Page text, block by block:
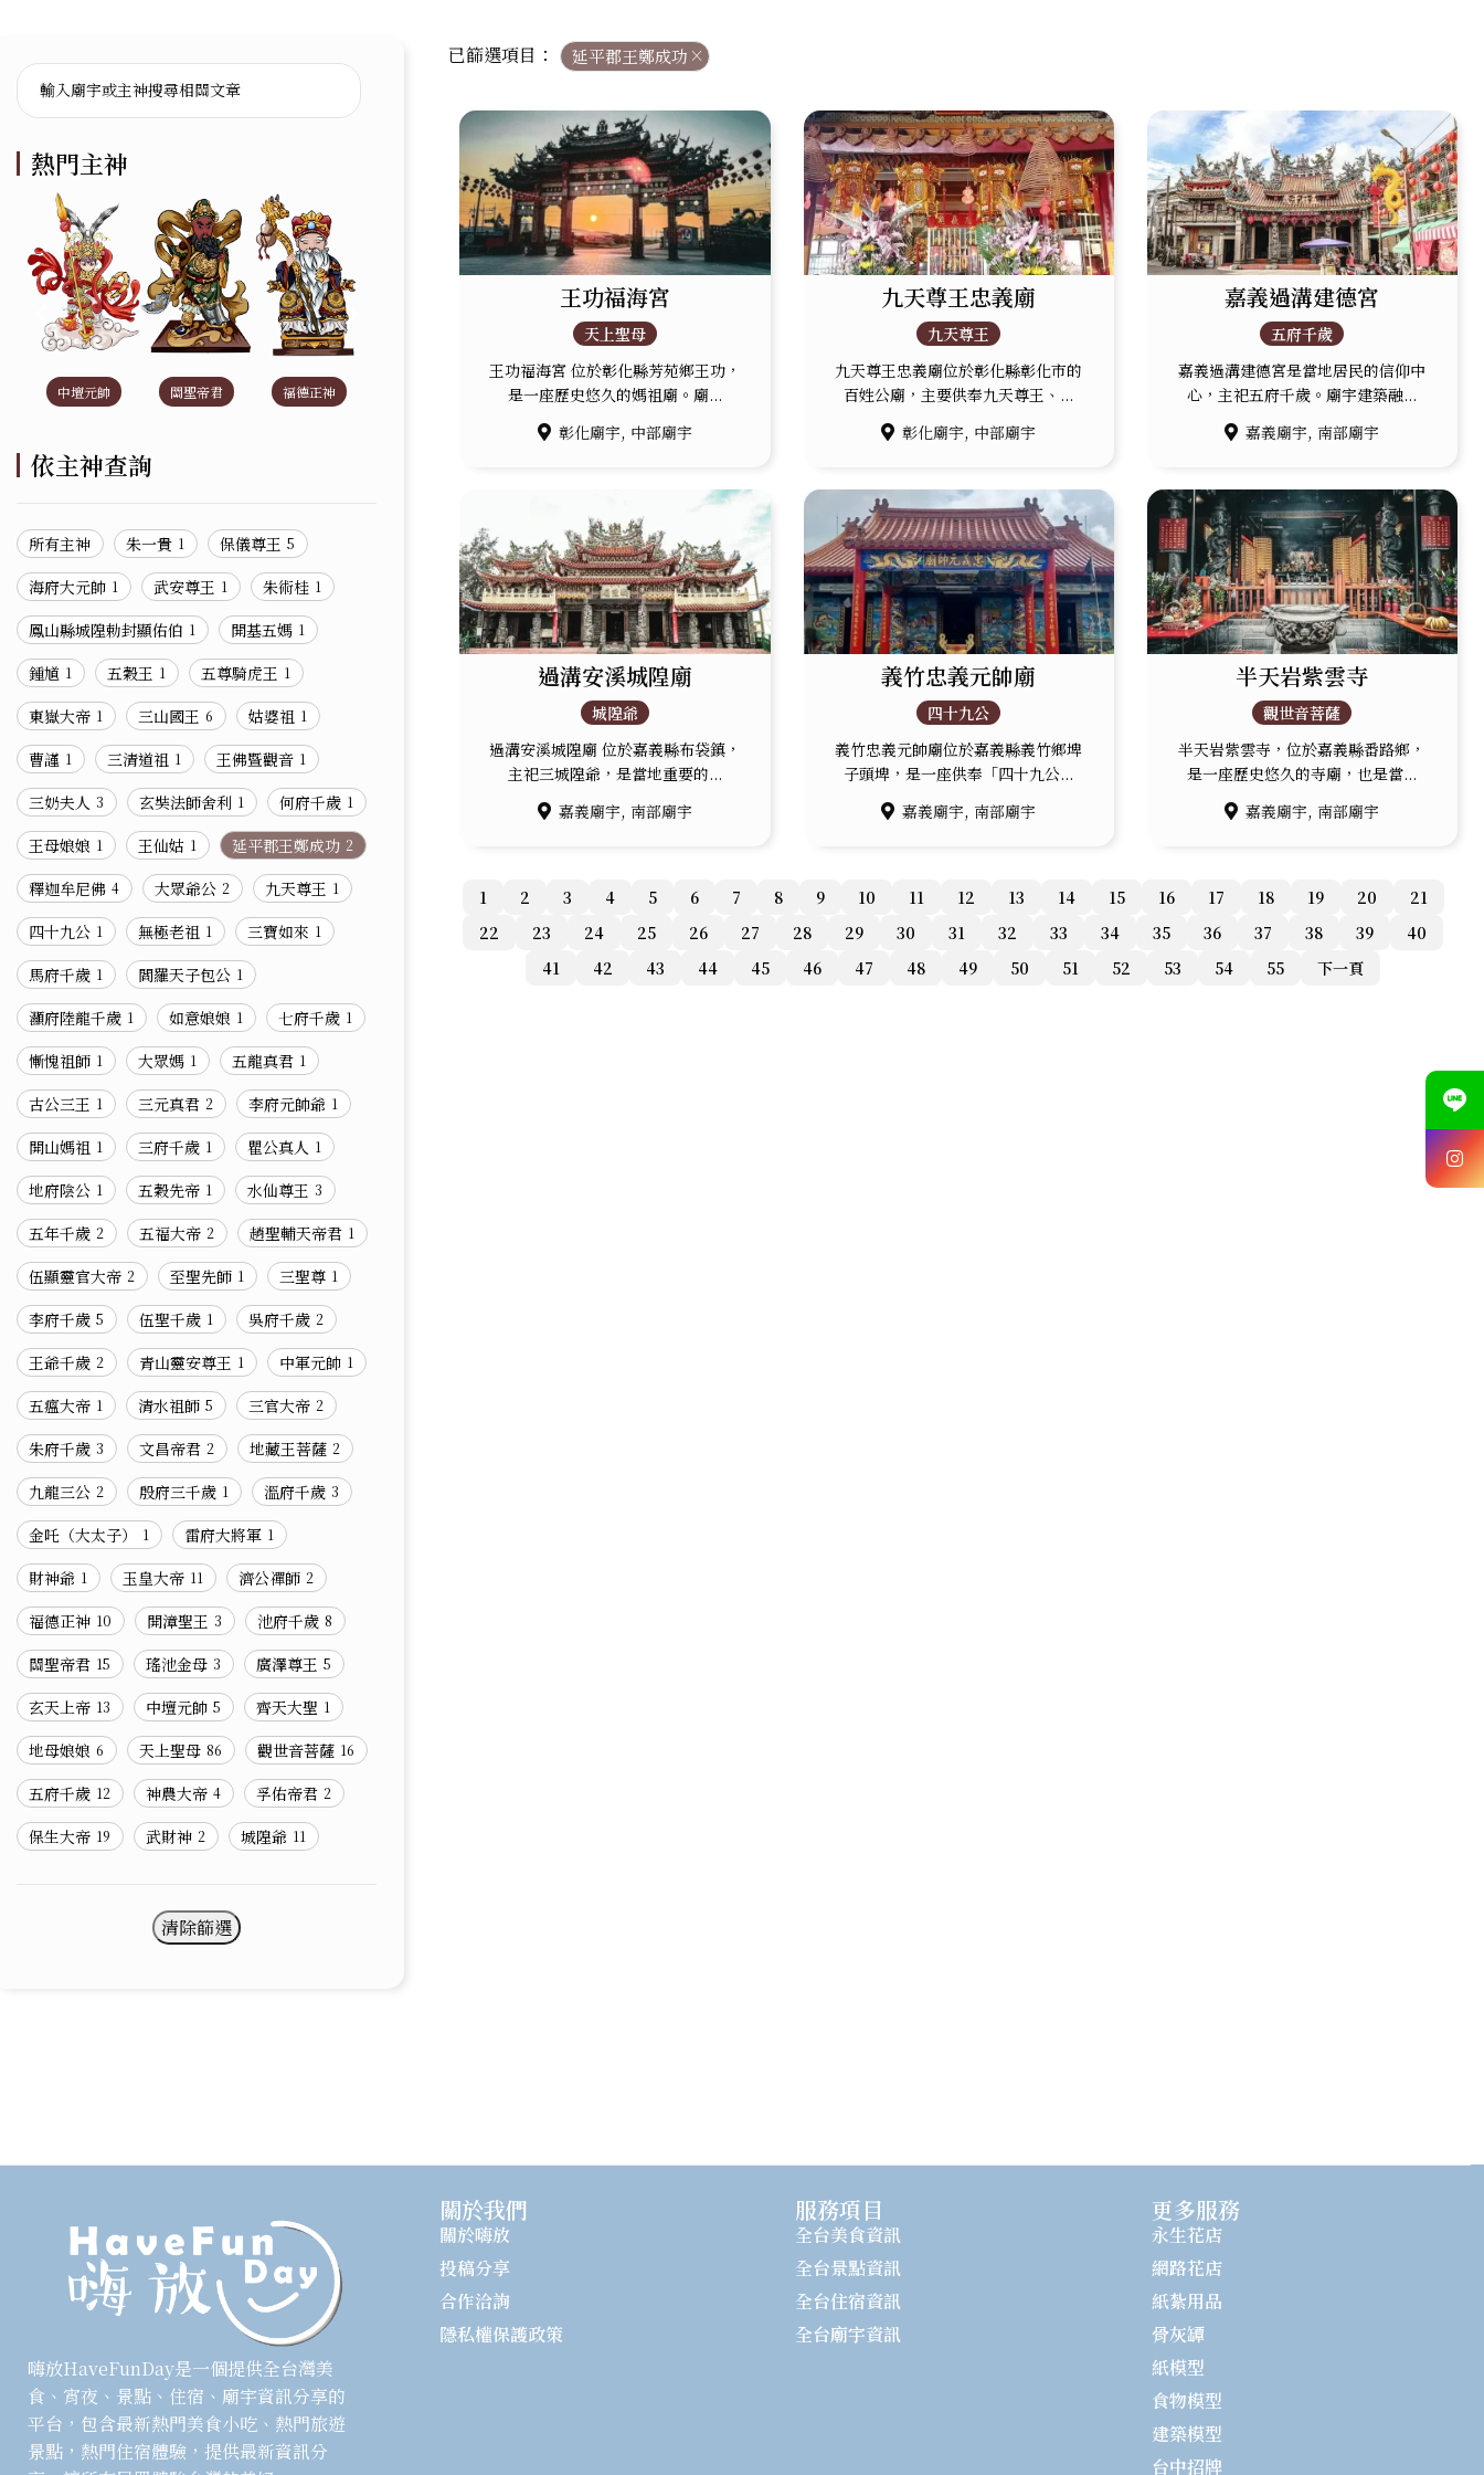
熱門主神
中壇元帥 關聖帝君 福德正神 玄天上帝 天上聖母 關聖帝君
依主神查詢
所有主神 朱一貴 1 保儀尊王 5
海府大元帥 1 武安尊王 1 朱術桂 1
鳳山縣城隍勅封顯佑伯 1 開基五媽 1
鍾馗 1 五穀王 1 五尊騎虎王 1
東嶽大帝 1 三山國王 6 姑婆祖 1
曹謹 1 三清道祖 1 王佛暨觀音 1
三奶夫人 3 玄奘法師舍利 1 何府千歲 1
王母娘娘 1 王仙姑 1 延平郡王鄭成功 2
釋迦牟尼佛 4 大眾爺公 2 九天尊王 1
四十九公 1 無極老祖 1 三寶如來 1
馬府千歲 1 閻羅天子包公 1
灦府陸龍千歲 1 如意娘娘 1 七府千歲 1
慚愧祖師 1 大眾媽 1 五龍真君 1
古公三王 1 三元真君 2 李府元帥爺 1
開山媽祖 1 三府千歲 1 瞿公真人 1
地府陰公 1 五穀先帝 1 水仙尊王 3
五年千歲 2 五福大帝 2 趙聖輔天帝君 1
伍顯靈官大帝 2 至聖先師 1 三聖尊 1
李府千歲 5 伍聖千歲 1 吳府千歲 2
王爺千歲 2 青山靈安尊王 1 中軍元帥 1
五瘟大帝 1 清水祖師 5 三官大帝 2
朱府千歲 3 文昌帝君 2 地藏王菩薩 2
九龍三公 2 殷府三千歲 1 溫府千歲 3
金吒（大太子） 1 雷府大將軍 1
財神爺 1 玉皇大帝 11 濟公禪師 2
福德正神 10 開漳聖王 3 池府千歲 8
關聖帝君 15 瑤池金母 3 廣澤尊王 5
玄天上帝 13 中壇元帥 5 齊天大聖 1
地母娘娘 6 天上聖母 86 觀世音菩薩 16
五府千歲 12 神農大帝 4 孚佑帝君 2
保生大帝 19 武財神 2 城隍爺 11
清除篩選
已篩選項目： 延平郡王鄭成功 ×
王功福海宮
天上聖母
王功福海宮 位於彰化縣芳苑鄉王功，
是一座歷史悠久的媽祖廟。廟...
彰化廟宇, 中部廟宇
九天尊王忠義廟
九天尊王
九天尊王忠義廟位於彰化縣彰化市的
百姓公廟，主要供奉九天尊王、...
彰化廟宇, 中部廟宇
嘉義過溝建德宮
五府千歲
嘉義過溝建德宮是當地居民的信仰中
心，主祀五府千歲。廟宇建築融...
嘉義廟宇, 南部廟宇
過溝安溪城隍廟
城隍爺
過溝安溪城隍廟 位於嘉義縣布袋鎮，
主祀三城隍爺，是當地重要的...
嘉義廟宇, 南部廟宇
義竹忠義元帥廟
四十九公
義竹忠義元帥廟位於嘉義縣義竹鄉埤
子頭埤，是一座供奉「四十九公...
嘉義廟宇, 南部廟宇
半天岩紫雲寺
觀世音菩薩
半天岩紫雲寺，位於嘉義縣番路鄉，
是一座歷史悠久的寺廟，也是當...
嘉義廟宇, 南部廟宇
1 2 3 4 5 6 7 8 9 10 11 12 13 14 15 16 17 18 19 20
21
22
23 24 25 26 27 28 29 30 31 32 33 34 35 36 37 38 39
40
41
42 43 44 45 46 47 48 49 50 51 52 53 54 55 下一頁
嗨放HaveFunDay是一個提供全台灣美
食、宵夜、景點、住宿、廟宇資訊分享的
平台，包含最新熱門美食小吃、熱門旅遊
景點，熱門住宿體驗，提供最新資訊分
關於我們
關於嗨放
投稿分享
合作洽詢
隱私權保護政策
服務項目
全台美食資訊
全台景點資訊
全台住宿資訊
全台廟宇資訊
更多服務
永生花店
網路花店
紙紮用品
骨灰罈
紙模型
食物模型
建築模型
台中招牌